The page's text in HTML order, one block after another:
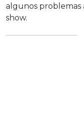
algunos problemas
show.